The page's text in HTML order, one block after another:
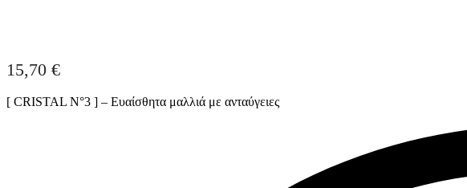
15,70 €
[ CRISTAL N°3 ] – Ευαίσθητα μαλλιά με ανταύγειες